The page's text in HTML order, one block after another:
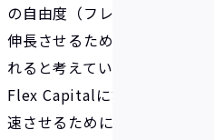
の自由度（フレキシビリティ
伸長させるためのキャッシュ
れると考えています。
Flex Capitalにおいては、
速させるために、D2C/EC事